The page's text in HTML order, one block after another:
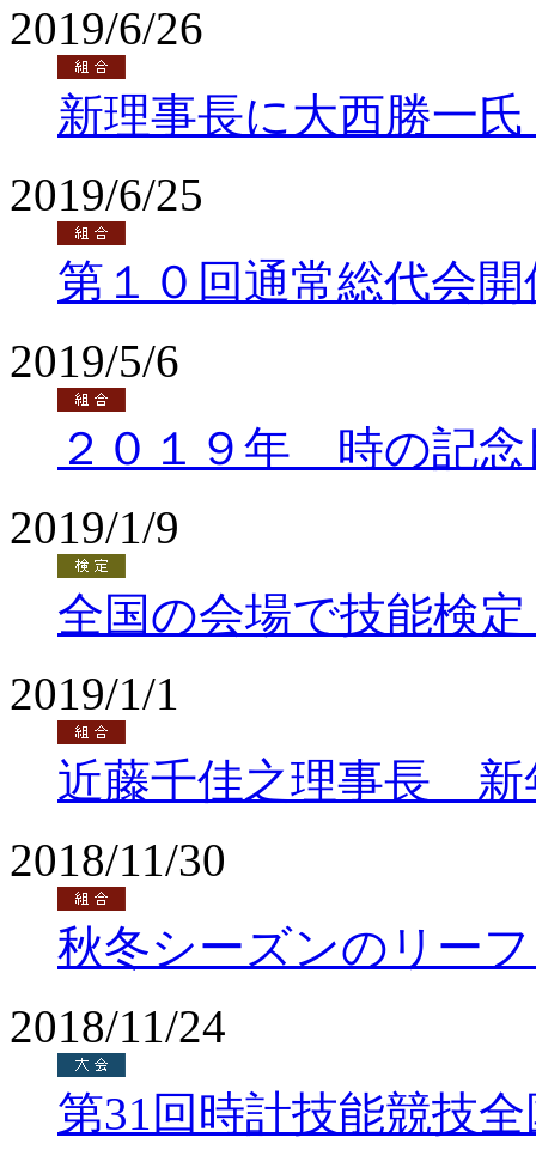
2019/6/26
新理事長に大西勝一
2019/6/25
第１０回通常総代会開
2019/5/6
２０１９年 時の記
2019/1/9
全国の会場で技能検
2019/1/1
近藤千佳之理事長 新
2018/11/30
秋冬シーズンのリー
2018/11/24
第31回時計技能競技